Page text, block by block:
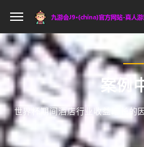
案例
世界杯期间酒店行业收益增长的